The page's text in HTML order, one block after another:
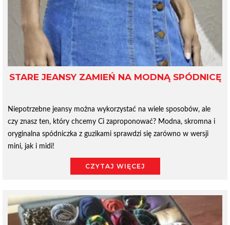
STARE JEANSY ZAMIEŃ NA MODNĄ SPÓDNICĘ
Niepotrzebne jeansy można wykorzystać na wiele sposobów, ale
czy znasz ten, który chcemy Ci zaproponować? Modna, skromna i
oryginalna spódniczka z guzikami sprawdzi się zarówno w wersji
mini, jak i midi!
CZYTAJ WIĘCEJ